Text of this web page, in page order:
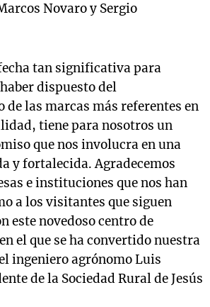
Novaro y Sergio
tan significativa para
dispuesto del
de las marcas más referentes en
tiene para nosotros un
que nos involucra en una
y fortalecida. Agradecemos
e instituciones que nos han
a los visitantes que siguen
este novedoso centro de
el que se ha convertido nuestra
ingeniero agrónomo Luis
de la Sociedad Rural de Jesús